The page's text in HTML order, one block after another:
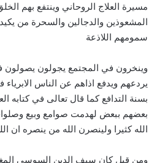
مسيرة العلاج الروحاني وينتفع بهم
المشعوذين والدجالين والسحرة من
سمومهم اللاذعة
وينخرون في المجتمع يجولون يصولون
يردعهم ويدفع اذاهم عن الناس
بسنة التدافع كما قال تعالى في كتابه
بعضهم ببعض لهدمت صوامع وبيع
الله كثيرا ولينصرن الله من ينصره ان
ومن قبل كان سيف الدين السوسي